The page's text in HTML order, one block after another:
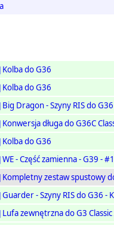
Kolba do G36
Kolba do G36
Big Dragon - Szyny RIS do
Konwersja długa do G36C
Kolba do G36
WE - Część zamienna - G39 -
Kompletny zestaw spustowy
Guarder - Szyny RIS do G36 -
Lufa zewnętrzna do G3